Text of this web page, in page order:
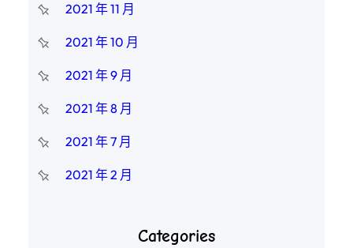
2021 年 11 月
2021 年 10 月
2021 年 9 月
2021 年 8 月
2021 年 7 月
2021 年 2 月
Categories